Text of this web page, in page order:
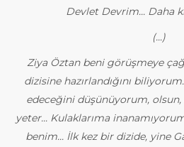
Devlet Devrim... Daha
(...)
Ziya Öztan beni görüşmeye
dizisine hazırlandığını
edeceğini düşünüyorum,
yeter... Kulaklarıma
benim... İlk kez bir dizide, yine